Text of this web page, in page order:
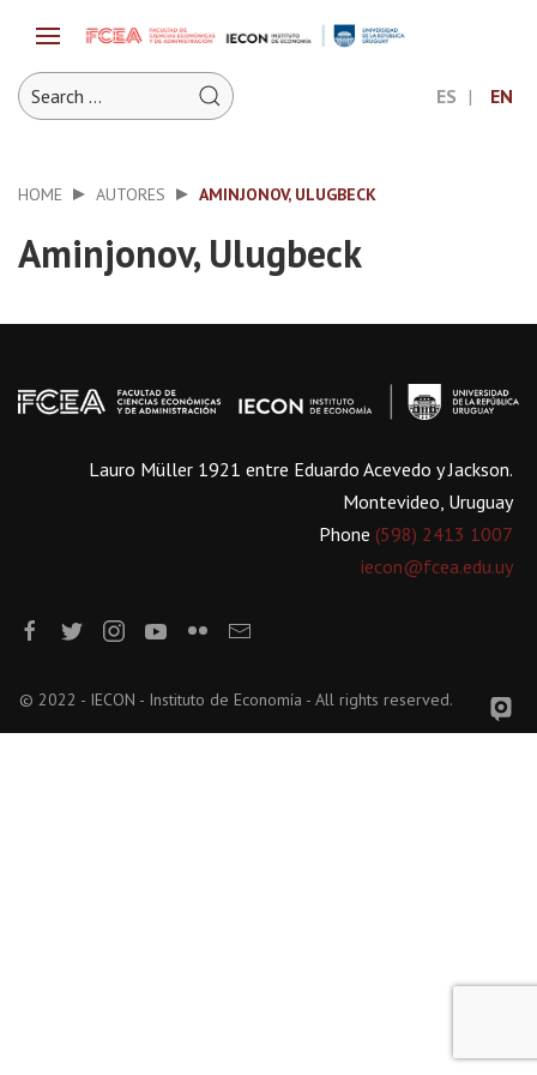
ES EN
HOME AUTORES AMINJONOV, ULUGBECK
Aminjonov, Ulugbeck
Lauro Müller 1921 entre Eduardo Acevedo y Jackson.
Montevideo, Uruguay
Phone (598) 2413 1007
iecon@fcea.edu.uy
© 2022 - IECON - Instituto de Economía - All rights reserved.